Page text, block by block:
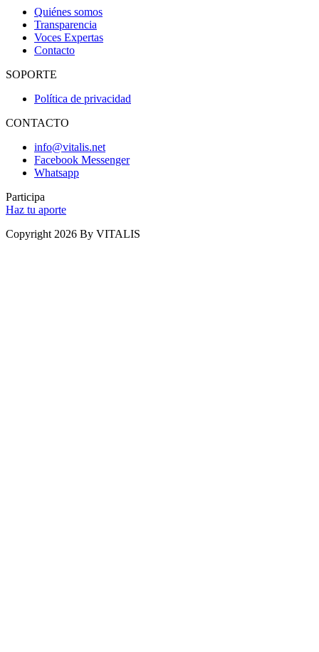
Quiénes somos
Transparencia
Voces Expertas
Contacto
SOPORTE
Política de privacidad
CONTACTO
info@vitalis.net
Facebook Messenger
Whatsapp
Participa
Haz tu aporte
Copyright 2026 By VITALIS